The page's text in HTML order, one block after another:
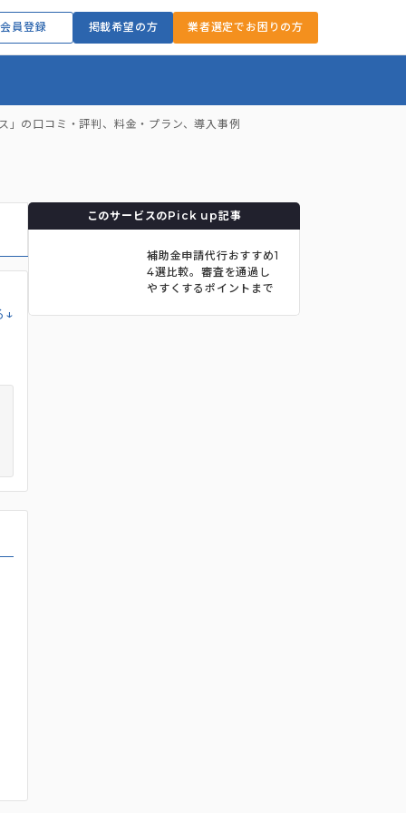
会員登録 掲載希望の方 業者選定でお困りの方
の口コミ・評判、料金・プラン、導入事例
↓
このサービスのPick up記事
補助金申請代行おすすめ1
4選比較。審査を通過し
やすくするポイントまで